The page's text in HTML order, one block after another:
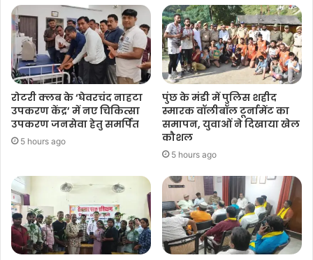
रोटरी क्लब के ‘घेवरचंद नाहटा
उपकरण केंद्र’ में नए चिकित्सा
उपकरण जनसेवा हेतु समर्पित
5 hours ago
पुंछ के मंडी में पुलिस शहीद
स्मारक वॉलीबॉल टूर्नामेंट का
समापन, युवाओं ने दिखाया खेल
कौशल
5 hours ago